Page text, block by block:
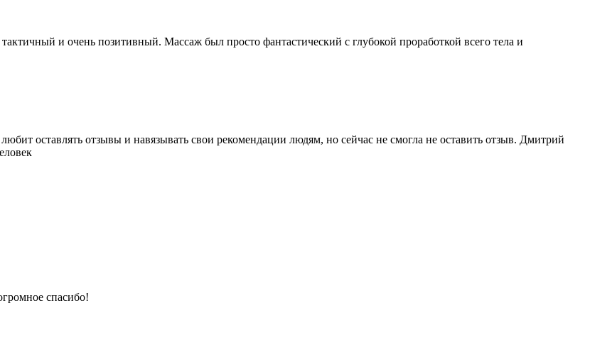
и очень позитивный. Массаж был просто фантастический с глубокой проработкой всего тела и
оставлять отзывы и навязывать свои рекомендации людям, но сейчас не смогла не оставить отзыв. Дмитрий
спасибо!